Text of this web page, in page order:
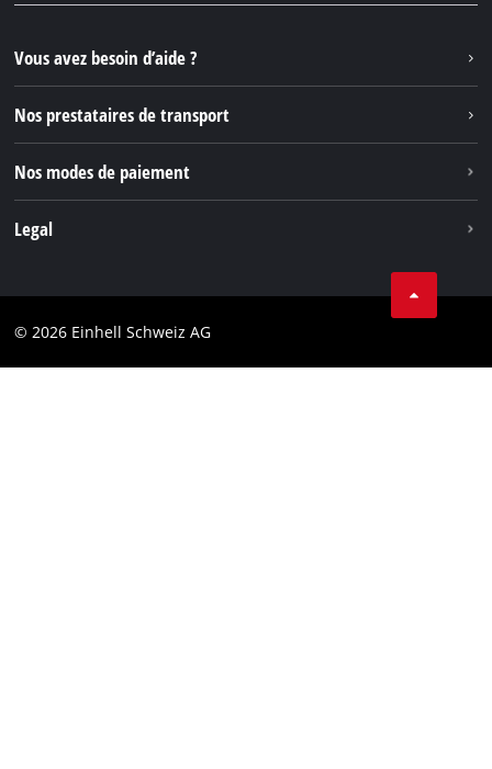
Instagram
TikTok
Pinterest
Vous avez besoin d’aide ?
Nos prestataires de transport
Nos modes de paiement
Legal
Marque
© 2026 Einhell Schweiz AG